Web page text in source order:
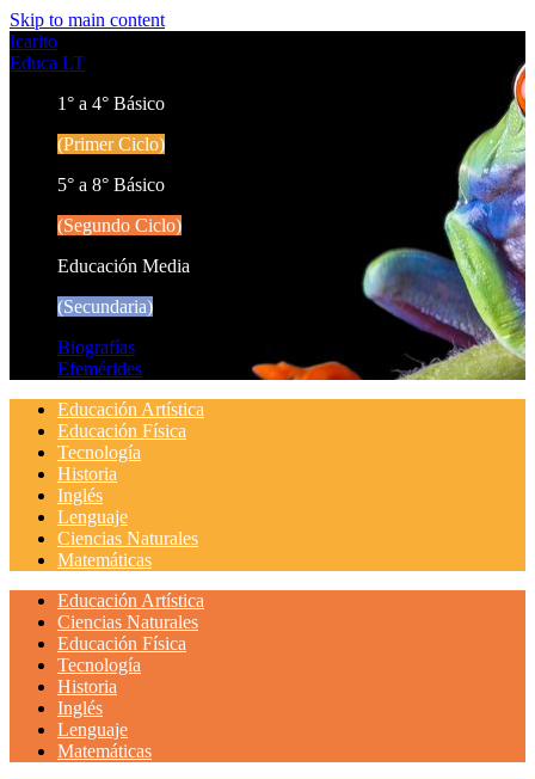
Skip to main content
Icarito
Educa LT
1° a 4° Básico
(Primer Ciclo)
5° a 8° Básico
(Segundo Ciclo)
Educación Media
(Secundaria)
Biografías
Efemérides
Educación Artística
Educación Física
Tecnología
Historia
Inglés
Lenguaje
Ciencias Naturales
Matemáticas
Educación Artística
Ciencias Naturales
Educación Física
Tecnología
Historia
Inglés
Lenguaje
Matemáticas